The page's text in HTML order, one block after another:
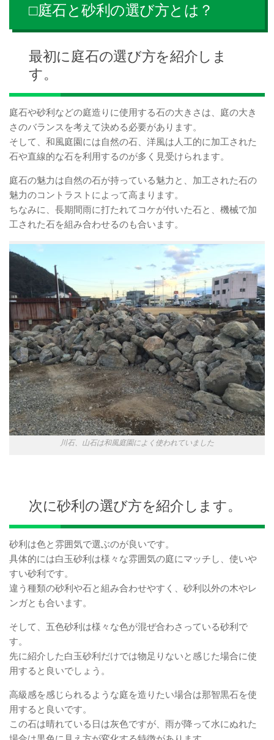
□庭石と砂利の選び方とは？
最初に庭石の選び方を紹介しま
す。
庭石や砂利などの庭造りに使用する石の大きさは、庭の大き
さのバランスを考えて決める必要があります。
そして、和風庭園には自然の石、洋風は人工的に加工された
石や直線的な石を利用するのが多く見受けられます。
庭石の魅力は自然の石が持っている魅力と、加工された石の
魅力のコントラストによって高まります。
ちなみに、長期間雨に打たれてコケが付いた石と、機械で加
工された石を組み合わせるのも合います。
川石、山石は和風庭園によく使われていました
次に砂利の選び方を紹介します。
砂利は色と雰囲気で選ぶのが良いです。
具体的には白玉砂利は様々な雰囲気の庭にマッチし、使いや
すい砂利です。
違う種類の砂利や石と組み合わせやすく、砂利以外の木やレ
ンガとも合います。
そして、五色砂利は様々な色が混ぜ合わさっている砂利で
す。
先に紹介した白玉砂利だけでは物足りないと感じた場合に使
用すると良いでしょう。
高級感を感じられるような庭を造りたい場合は那智黒石を使
用すると良いです。
この石は晴れている日は灰色ですが、雨が降って水にぬれた